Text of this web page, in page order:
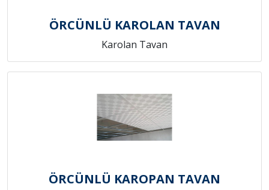
ÖRCÜNLÜ KAROLAN TAVAN
Karolan Tavan
ÖRCÜNLÜ KAROPAN TAVAN